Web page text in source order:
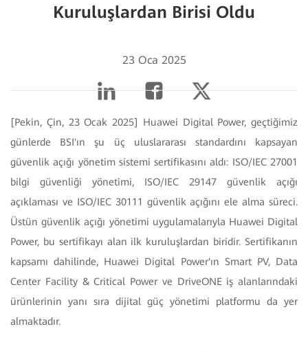
Kuruluşlardan Birisi Oldu
23 Oca 2025
[Pekin, Çin, 23 Ocak 2025] Huawei Digital Power, geçtiğimiz
günlerde BSI'ın şu üç uluslararası standardını kapsayan
güvenlik açığı yönetim sistemi sertifikasını aldı: ISO/IEC 27001
bilgi güvenliği yönetimi, ISO/IEC 29147 güvenlik açığı
açıklaması ve ISO/IEC 30111 güvenlik açığını ele alma süreci.
Üstün güvenlik açığı yönetimi uygulamalarıyla Huawei Digital
Power, bu sertifikayı alan ilk kuruluşlardan biridir. Sertifikanın
kapsamı dahilinde, Huawei Digital Power'ın Smart PV, Data
Center Facility & Critical Power ve DriveONE iş alanlarındaki
ürünlerinin yanı sıra dijital güç yönetimi platformu da yer
almaktadır.